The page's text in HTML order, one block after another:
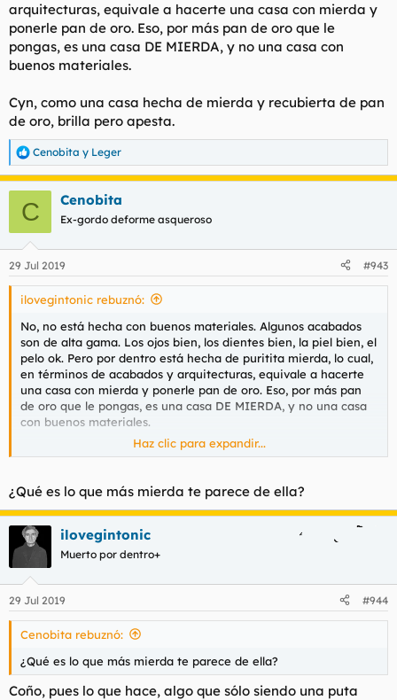
arquitecturas, equivale a hacerte una casa con mierda y
ponerle pan de oro. Eso, por más pan de oro que le
pongas, es una casa DE MIERDA, y no una casa con
buenos materiales.
Cyn, como una casa hecha de mierda y recubierta de pan
de oro, brilla pero apesta.
R
e
a
e
s
Cenobita y Leger
C Cenobita
Ex-gordo deforme asqueroso
29 Jul 2019 #943
ilovegintonic rebuznó:
No, no está hecha con buenos materiales. Algunos acabados
son de alta gama. Los ojos bien, los dientes bien, la piel bien, el
pelo ok. Pero por dentro está hecha de puritita mierda, lo cual,
en términos de acabados y arquitecturas, equivale a hacerte
una casa con mierda y ponerle pan de oro. Eso, por más pan
de oro que le pongas, es una casa DE MIERDA, y no una casa
con buenos materiales.
Cyn, como una casa hecha de mierda y recubierta de pan de
Haz clic para expandir...
¿Qué es lo que más mierda te parece de ella?
ilovegintonic
Muerto por dentro+
29 Jul 2019 #944
Cenobita rebuznó:
¿Qué es lo que más mierda te parece de ella?
Coño, pues lo que hace, algo que sólo siendo una puta